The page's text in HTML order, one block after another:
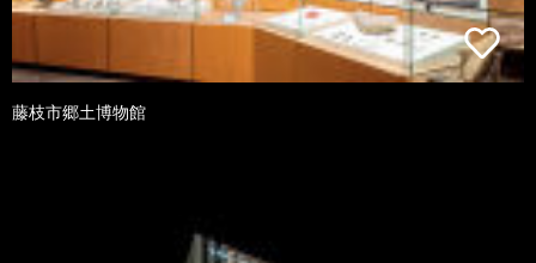
藤枝市郷土博物館